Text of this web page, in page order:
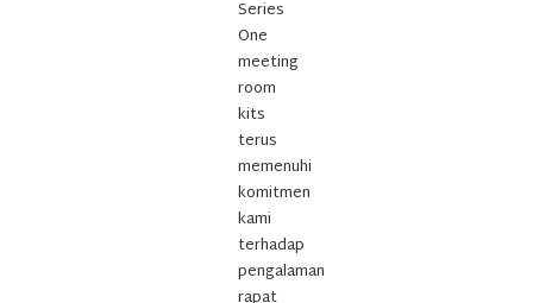
Series
One
meeting
room
kits
terus
memenuhi
komitmen
kami
terhadap
pengalaman